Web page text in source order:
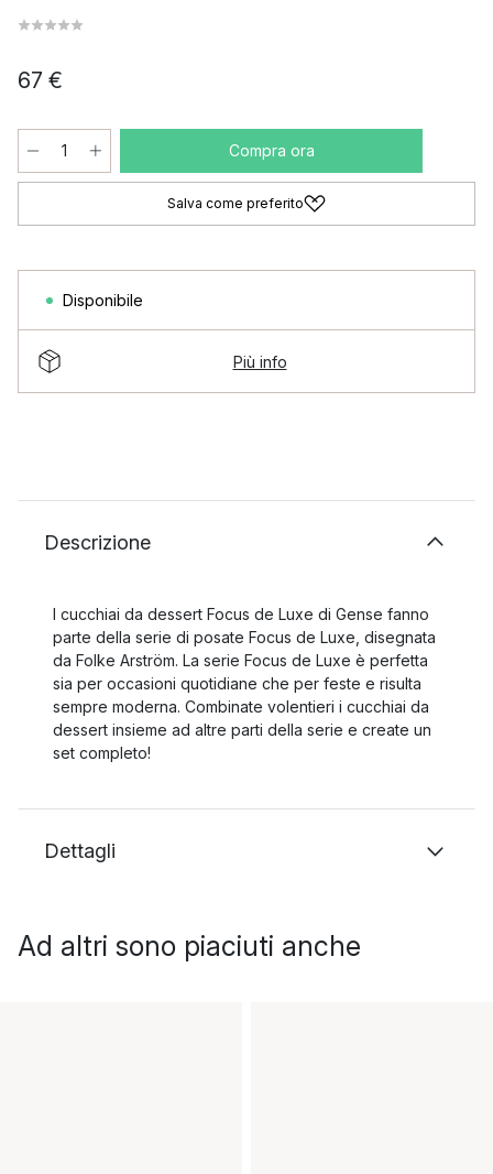
67 €
Compra ora
Salva come preferito
Disponibile
Più info
Descrizione
I cucchiai da dessert Focus de Luxe di Gense fanno
parte della serie di posate Focus de Luxe, disegnata
da Folke Arström. La serie Focus de Luxe è perfetta
sia per occasioni quotidiane che per feste e risulta
sempre moderna. Combinate volentieri i cucchiai da
dessert insieme ad altre parti della serie e create un
set completo!
Dettagli
Ad altri sono piaciuti anche